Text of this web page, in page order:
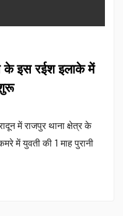
इस रईश इलाके में
में राजपुर थाना क्षेत्र के
में युवती की 1 माह पुरानी